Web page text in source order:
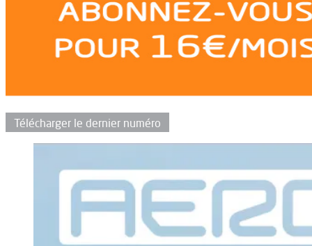
Télécharger le dernier numéro